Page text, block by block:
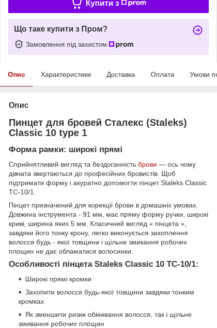
Купити з
Що таке купити з Пром?
Замовлення під захистом
Опис Характеристики Доставка Оплата Умови
Опис
Пинцет для бровей Сталекс (Staleks)
Classic 10 type 1
Форма рамки: широкі прямі
Сприйнятливий вигляд та бездоганність брови — ось чому
дівчата звертаються до професійних бровистів. Щоб
підтримати форму і акуратно допомогти пінцет Staleks Classic
TC-10/1.
Пінцет призначений для корекції брови в домашніх умовах.
Довжина інструмента - 91 мм, має пряму форму ручки, широкі
криві, ширина яких 5 мм. Класичний вигляд « пінцета »,
завдяки його тонку крону, легко виконується захоплення
волосся будь - якої товщини і щільне змикання робочих
площин не дає обламатися волосинки.
Особливості пінцета Staleks Classic 10 TC-10/1:
Широкі прямі кромки
Захопити волосся будь-якої товщини завдяки тонким
кромках
Як зменшити ризик обмивання волосся, так і щільне
змивання робочих площин